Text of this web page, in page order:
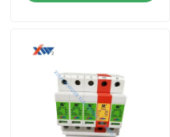
उत्पादों
वीआर दिखाएँ